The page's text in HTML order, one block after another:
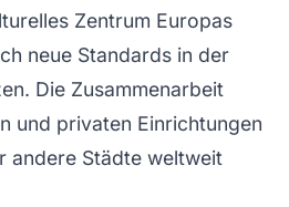
Zentrum Europas
neue Standards in der
Die Zusammenarbeit
und privaten Einrichtungen
andere Städte weltweit